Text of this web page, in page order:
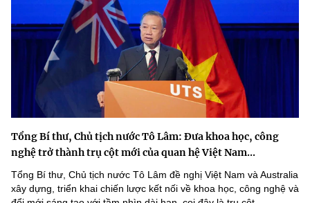
Tổng Bí thư, Chủ tịch nước Tô Lâm: Đưa khoa học, công
nghệ trở thành trụ cột mới của quan hệ Việt Nam...
Tổng Bí thư, Chủ tịch nước Tô Lâm đề nghị Việt Nam và Australia
xây dựng, triển khai chiến lược kết nối về khoa học, công nghệ và